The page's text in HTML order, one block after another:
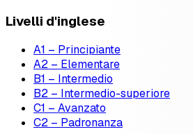
Livelli d'inglese
A1 – Principiante
A2 – Elementare
B1 – Intermedio
B2 – Intermedio-superiore
C1 – Avanzato
C2 – Padronanza